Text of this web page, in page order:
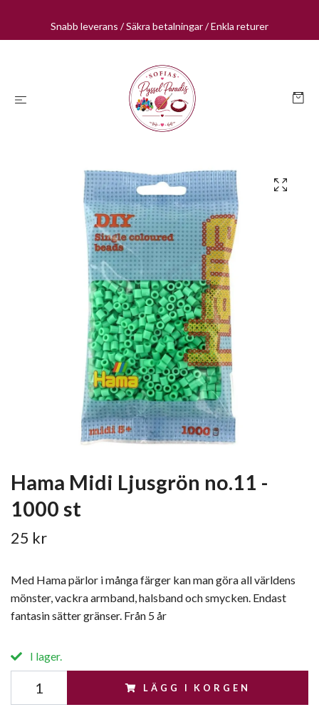
Snabb leverans / Säkra betalningar / Enkla returer
Hama Midi Ljusgrön no.11 -
1000 st
25 kr
Med Hama pärlor i många färger kan man göra all världens
mönster, vackra armband, halsband och smycken. Endast
fantasin sätter gränser. Från 5 år
I lager.
LÄGG I KORGEN